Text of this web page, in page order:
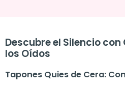
Descubre el Silencio
los Oídos
Tapones Quies de Cera: